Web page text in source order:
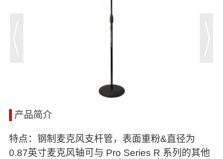
产品简介
特点：钢制麦克风支杆管，表面重粉&直径为
0.87英寸麦克风轴可与 Pro Series R 系列的其他